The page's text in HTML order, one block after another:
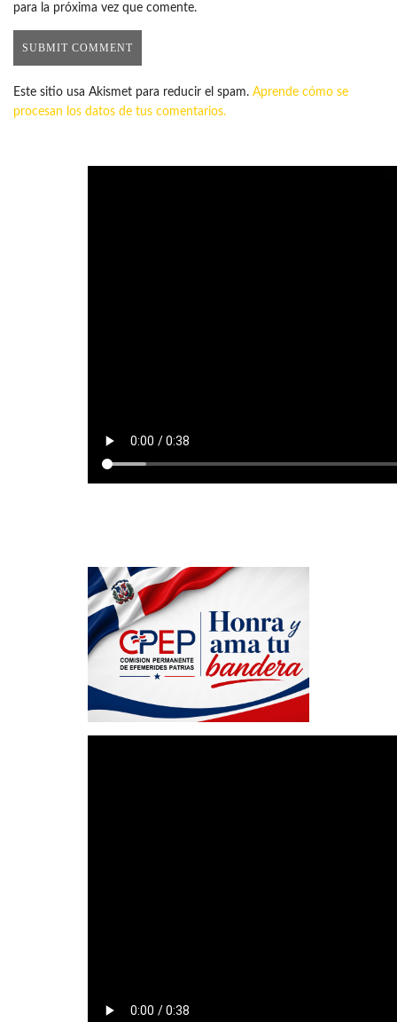
para la próxima vez que comente.
Este sitio usa Akismet para reducir el spam. Aprende cómo se
procesan los datos de tus comentarios.